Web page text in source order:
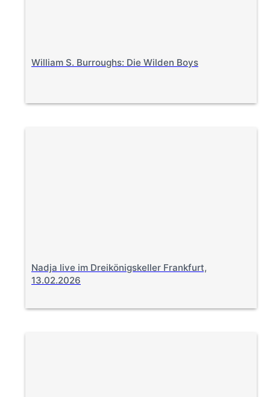
William S. Burroughs: Die Wilden Boys
Nadja live im Dreikönigskeller Frankfurt,
13.02.2026